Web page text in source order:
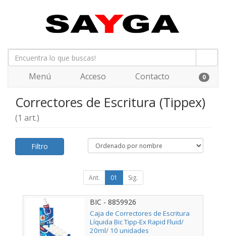
Menú Acceso Contacto 0
Correctores de Escritura (Tippex)
(1 art.)
Filtro
Ant. 01 Sig.
BIC - 8859926
Caja de Correctores de Escritura
Líquida Bic Tipp-Ex Rapid Fluid/
20ml/ 10 unidades